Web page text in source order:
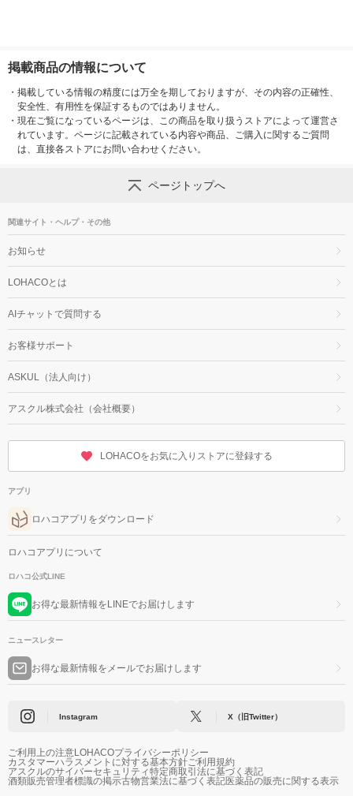
掲載商品の情報について
・ 掲載している情報の精度には万全を期しておりますが、その内容の正確性、
安全性、有用性を保証するものではありません。
・ 現在ご覧になっているページは、この商品を取り扱うストアによって運営さ
れています。ページに記載されている内容や商品、ご購入に関するご質問
は、直接各ストアにお問い合わせください。
ページトップへ
関連サイト・ヘルプ・その他
お知らせ
LOHACOとは
AIチャットで質問する
お客様サポート
ASKUL（法人向け）
アスクル株式会社（会社概要）
LOHACOをお気に入りストアに登録する
アプリ
ロハコアプリをダウンロード
ロハコアプリについて
ロハコ公式LINE
お得な最新情報をLINEでお届けします
ニュースレター
お得な最新情報をメールでお届けします
Instagram X（旧Twitter）
ご利用上の注意LOHACOプライバシーポリシー
カスタマーハラスメントに対する基本方針ご利用規約
アスクルのサイバーセキュリティ特定商取引法に基づく表記
酒類販売管理者標識の掲示古物営業法に基づく表記医薬品の販売に関する表示